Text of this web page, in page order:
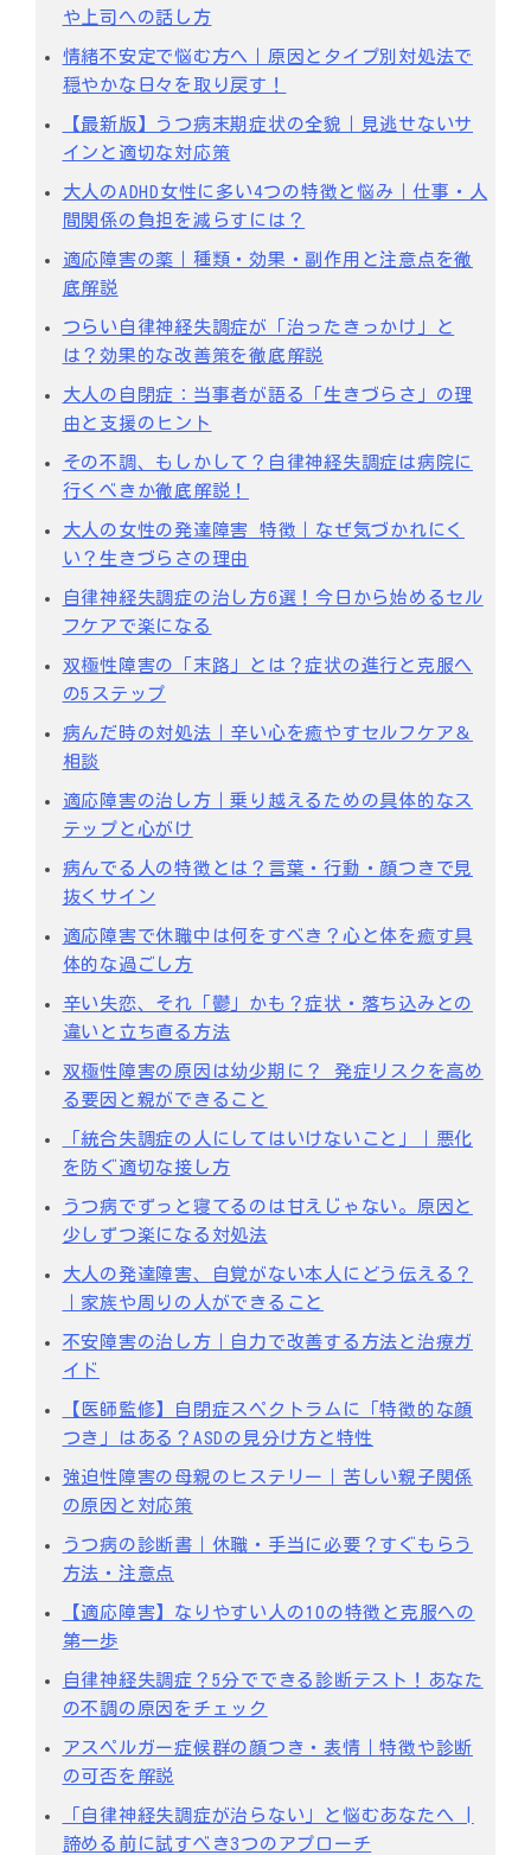
や上司への話し方
情緒不安定で悩む方へ｜原因とタイプ別対処法で
穏やかな日々を取り戻す！
【最新版】うつ病末期症状の全貌｜見逃せないサ
インと適切な対応策
大人のADHD女性に多い4つの特徴と悩み｜仕事・人
間関係の負担を減らすには？
適応障害の薬｜種類・効果・副作用と注意点を徹
底解説
つらい自律神経失調症が「治ったきっかけ」と
は？効果的な改善策を徹底解説
大人の自閉症：当事者が語る「生きづらさ」の理
由と支援のヒント
その不調、もしかして？自律神経失調症は病院に
行くべきか徹底解説！
大人の女性の発達障害 特徴｜なぜ気づかれにく
い？生きづらさの理由
自律神経失調症の治し方6選！今日から始めるセル
フケアで楽になる
双極性障害の「末路」とは？症状の進行と克服へ
の5ステップ
病んだ時の対処法｜辛い心を癒やすセルフケア＆
相談
適応障害の治し方｜乗り越えるための具体的なス
テップと心がけ
病んでる人の特徴とは？言葉・行動・顔つきで見
抜くサイン
適応障害で休職中は何をすべき？心と体を癒す具
体的な過ごし方
辛い失恋、それ「鬱」かも？症状・落ち込みとの
違いと立ち直る方法
双極性障害の原因は幼少期に？ 発症リスクを高め
る要因と親ができること
「統合失調症の人にしてはいけないこと」｜悪化
を防ぐ適切な接し方
うつ病でずっと寝てるのは甘えじゃない。原因と
少しずつ楽になる対処法
大人の発達障害、自覚がない本人にどう伝える？
｜家族や周りの人ができること
不安障害の治し方｜自力で改善する方法と治療ガ
イド
【医師監修】自閉症スペクトラムに「特徴的な顔
つき」はある？ASDの見分け方と特性
強迫性障害の母親のヒステリー｜苦しい親子関係
の原因と対応策
うつ病の診断書｜休職・手当に必要？すぐもらう
方法・注意点
【適応障害】なりやすい人の10の特徴と克服への
第一歩
自律神経失調症？5分でできる診断テスト！あなた
の不調の原因をチェック
アスペルガー症候群の顔つき・表情｜特徴や診断
の可否を解説
「自律神経失調症が治らない」と悩むあなたへ |
諦める前に試すべき3つのアプローチ